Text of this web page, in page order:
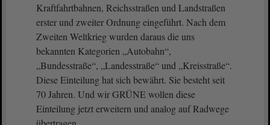
Kraftfahrtbahnen, Reichsstraßen und Landstraßen
erster und zweiter Ordnung eingeführt. Nach dem
Zweiten Weltkrieg wurden daraus die uns
bekannten Kategorien „Autobahn“,
„Bundesstraße“, „Landesstraße“ und „Kreisstraße“.
Diese Einteilung hat sich bewährt. Sie besteht seit
70 Jahren. Und wir GRÜNE wollen diese
Einteilung jetzt erweitern und analog auf Radwege